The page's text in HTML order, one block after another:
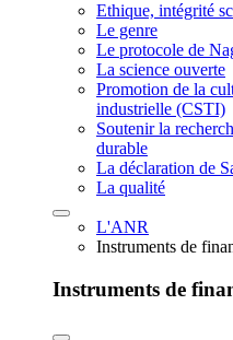
Ethique, intégrité
Le genre
Le protocole de
La science ouverte
Promotion de la
industrielle (CSTI)
Soutenir la
durable
La déclaration de
La qualité
L'ANR
Instruments de
Instruments de